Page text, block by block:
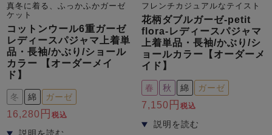
売れ筋ランキング
- Item Ranking -
新着商品
- New Arrival -
ズ
パジャマ
ガールズ前開
き
ガールズかぶ
ボーイズ長袖
真冬に着る、ふっかふかガーゼ
ケット
コットンウール6重ガーゼ
レディースパジャマ上着単
品・長袖/かぶり/ショール
カラー 【オーダーメイ
ド】
冬 綿 ガーゼ
16,280 税込
フレンチカジュアルなテイスト
花柄ダブルガーゼ-petit
flora-レディースパジャマ
上着単品・長袖/かぶり/シ
ョールカラー【オーダーメ
イド】
春 秋 綿 ガーゼ
7,150 税込